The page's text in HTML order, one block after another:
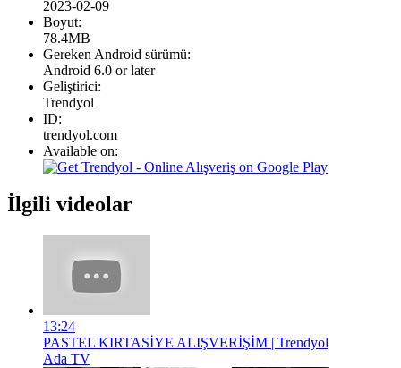
2023-02-09
Boyut:
78.4MB
Gereken Android sürümü:
Android 6.0 or later
Geliştirici:
Trendyol
ID:
trendyol.com
Available on:
İlgili videolar
13:24
PASTEL KIRTASİYE ALIŞVERİŞİM | Trendyol
Ada TV